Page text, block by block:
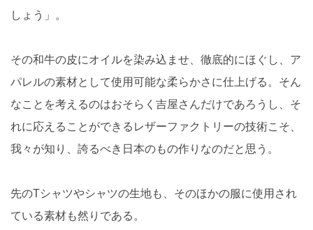
しょう」。
その和牛の皮にオイルを染み込ませ、徹底的にほぐし、ア
パレルの素材として使用可能な柔らかさに仕上げる。そん
なことを考えるのはおそらく吉屋さんだけであろうし、そ
れに応えることができるレザーファクトリーの技術こそ、
我々が知り、誇るべき日本のもの作りなのだと思う。
先のTシャツやシャツの生地も、そのほかの服に使用され
ている素材も然りである。